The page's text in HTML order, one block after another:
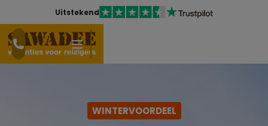
Uitstekend
WINTERVOORDEEL